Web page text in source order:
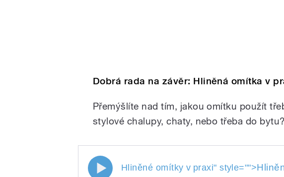
pause
Dobrá rada na závěr: Hliněná omítka v
Přemýšlíte nad tím, jakou omítku použít
stylové chalupy, chaty, nebo třeba do bytu?
Hliněné omítky v praxi" style="">